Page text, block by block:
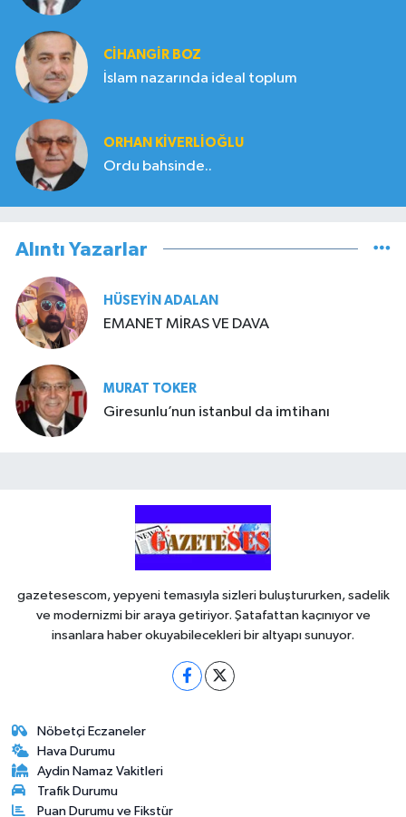
CIHANGIR BOZ
İslam nazarında ideal toplum
ORHAN KIVERLIOĞLU
Ordu bahsinde..
Alıntı Yazarlar
HÜSEYIN ADALAN
EMANET MİRAS VE DAVA
MURAT TOKER
Giresunlu’nun istanbul da imtihanı
gazetesescom, yepyeni temasıyla sizleri buluştururken, sadelik
ve modernizmi bir araya getiriyor. Şatafattan kaçınıyor ve
insanlara haber okuyabilecekleri bir altyapı sunuyor.
Nöbetçi Eczaneler
Hava Durumu
Aydin Namaz Vakitleri
Trafik Durumu
Puan Durumu ve Fikstür